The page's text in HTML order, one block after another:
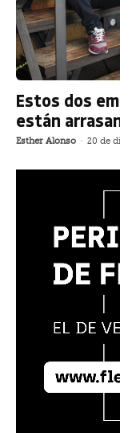
Estos dos
están
Esther Alonso - 20 de